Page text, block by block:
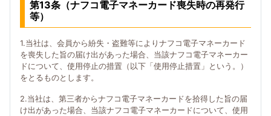
第13条（ナフコ電子マネーカード喪失時の再発行
等）
1.当社は、会員から紛失・盗難等によりナフコ電子マネーカード
を喪失した旨の届け出があった場合、当該ナフコ電子マネーカー
ドについて、使用停止の措置（以下「使用停止措置」という。）
をとるものとします。
2.当社は、第三者からナフコ電子マネーカードを拾得した旨の届
け出があった場合、当該ナフコ電子マネーカードについて、使用